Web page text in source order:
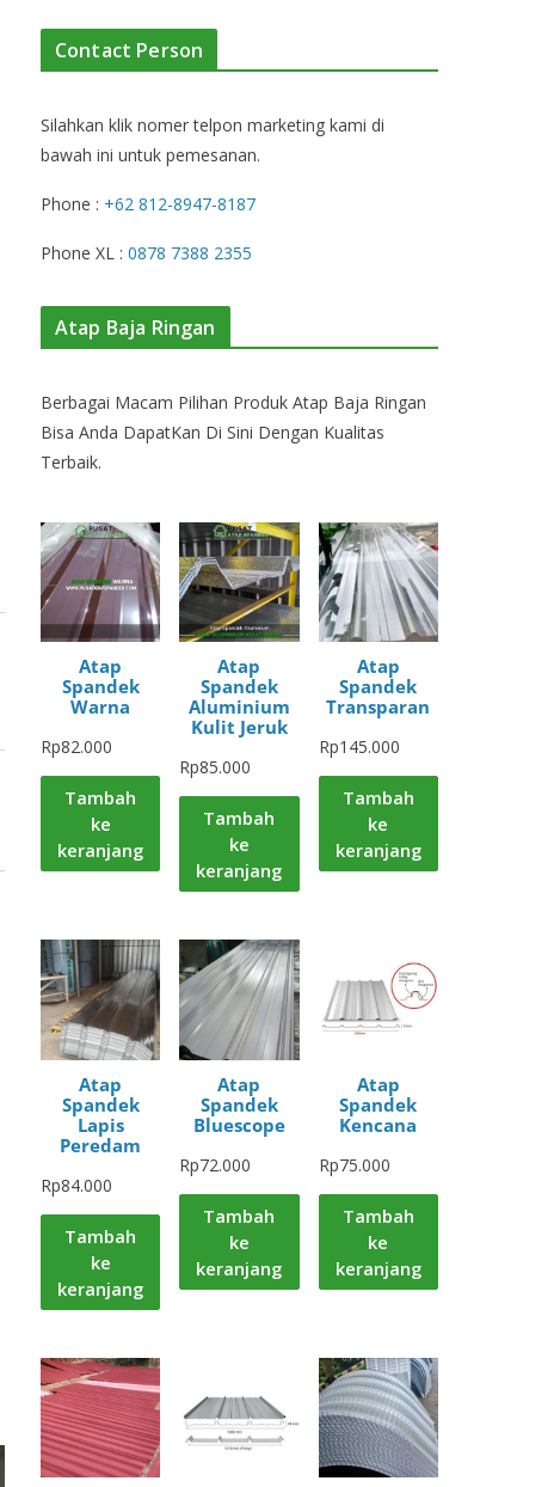
Contact Person
Silahkan klik nomer telpon marketing kami di
bawah ini untuk pemesanan.
Phone : +62 812-8947-8187
Phone XL : 0878 7388 2355
Atap Baja Ringan
Berbagai Macam Pilihan Produk Atap Baja Ringan
Bisa Anda DapatKan Di Sini Dengan Kualitas
Terbaik.
Atap
Spandek
Warna
Rp82.000
Tambah
ke
keranjang
Atap
Spandek
Aluminium
Kulit Jeruk
Rp85.000
Tambah
ke
keranjang
Atap
Spandek
Transparan
Rp145.000
Tambah
ke
keranjang
Atap
Spandek
Lapis
Peredam
Rp84.000
Tambah
ke
keranjang
Atap
Spandek
Bluescope
Rp72.000
Tambah
ke
keranjang
Atap
Spandek
Kencana
Rp75.000
Tambah
ke
keranjang